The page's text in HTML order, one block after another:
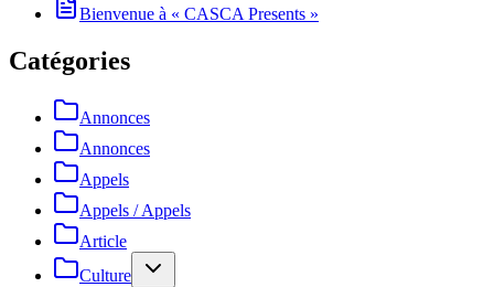
Bienvenue à « CASCA Presents »
Catégories
Annonces
Annonces
Appels
Appels / Appels
Article
Culture